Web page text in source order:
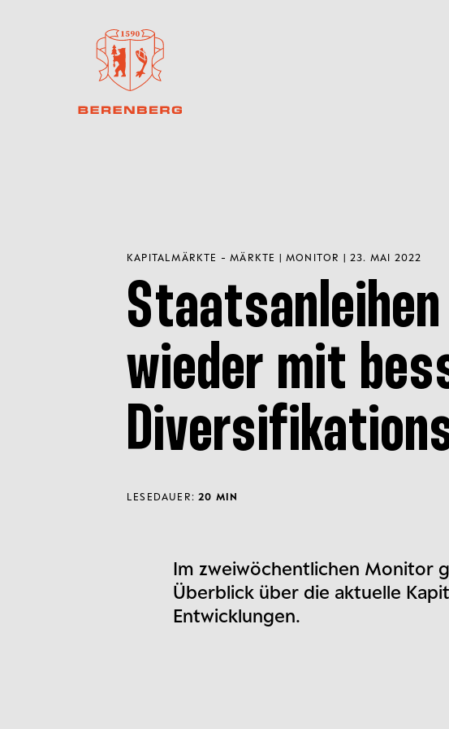
Im zweiwöchentlichen Monitor
Überblick über die aktuelle
Entwicklungen.
KAPITALMÄRKTE - MÄRKTE | MONITOR | 23. MAI 2022
wieder mit
LESEDAUER:20 MIN